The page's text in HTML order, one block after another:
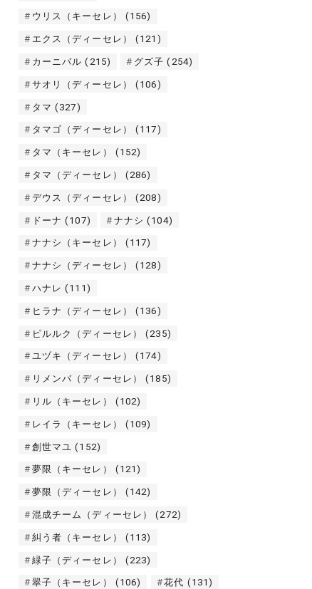
ウリス（キーセレ） (156)
エクス（ディーセレ） (121)
カーニバル (215) グズ子 (254)
サオリ（ディーセレ） (106)
タマ (327)
タマゴ（ディーセレ） (117)
タマ（キーセレ） (152)
タマ（ディーセレ） (286)
デウス（ディーセレ） (208)
ドーナ (107) ナナシ (104)
ナナシ（キーセレ） (117)
ナナシ（ディーセレ） (128)
ハナレ (111)
ヒラナ（ディーセレ） (136)
ピルルク（ディーセレ） (235)
ユヅキ（ディーセレ） (174)
リメンバ（ディーセレ） (185)
リル（キーセレ） (102)
レイラ（キーセレ） (109)
創世マユ (152)
夢限（キーセレ） (121)
夢限（ディーセレ） (142)
混成チーム（ディーセレ） (272)
糾う者（キーセレ） (113)
緑子（ディーセレ） (223)
翠子（キーセレ） (106) 花代 (131)